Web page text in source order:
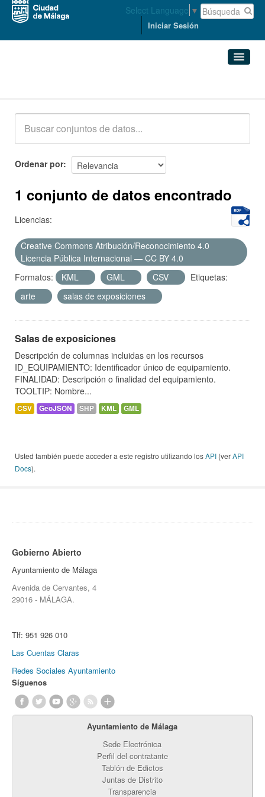
Select Language ▼
Iniciar Sesión
Acerca de
Ordenar por
1 conjunto de datos encontrado
Licencias:
Creative Commons Atribución/Reconocimiento 4.0
Licencia Pública Internacional — CC BY 4.0
Formatos:
KML GML CSV
Etiquetas:
arte
salas de exposiciones
Salas de exposiciones
Descripción de columnas incluidas en los recursos
ID_EQUIPAMIENTO: Identificador único de equipamiento.
FINALIDAD: Descripción o finalidad del equipamiento.
TOOLTIP: Nombre...
CSV GeoJSON SHP KML GML
Usted también puede acceder a este registro utilizando losAPI (verAPI
Docs).
Gobierno Abierto
Ayuntamiento de Málaga
Avenida de Cervantes, 4
29016 - MÁLAGA.
Tlf: 951 926 010
Las Cuentas Claras
Redes Sociales Ayuntamiento
Síguenos
Ayuntamiento de Málaga
Sede Electrónica
Perfil del contratante
Tablón de Edictos
Juntas de Distrito
Transparencia